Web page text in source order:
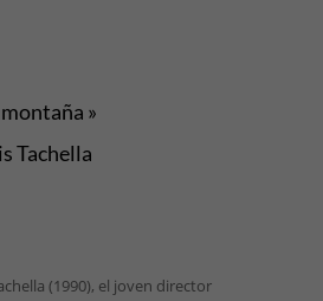
»
Tachella
(1990), el joven director